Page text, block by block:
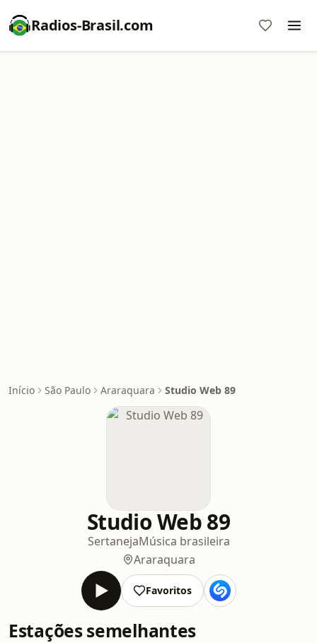
Radios-Brasil.com
Início São Paulo Araraquara Studio Web 89
Studio Web 89
SertanejaMúsica brasileira
Araraquara
Favoritos
Estações semelhantes